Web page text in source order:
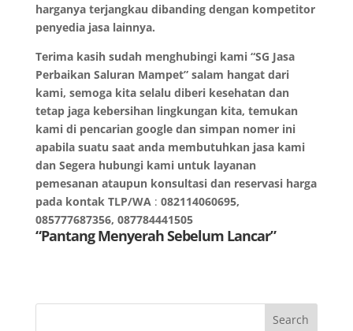
harganya terjangkau dibanding dengan kompetitor
penyedia jasa lainnya.
Terima kasih sudah menghubingi kami “SG Jasa
Perbaikan Saluran Mampet” salam hangat dari
kami, semoga kita selalu diberi kesehatan dan
tetap jaga kebersihan lingkungan kita, temukan
kami di pencarian google dan simpan nomer ini
apabila suatu saat anda membutuhkan jasa kami
dan Segera hubungi kami untuk layanan
pemesanan ataupun konsultasi dan reservasi harga
pada kontak TLP/WA : 082114060695,
085777687356, 087784441505
“Pantang Menyerah Sebelum Lancar”